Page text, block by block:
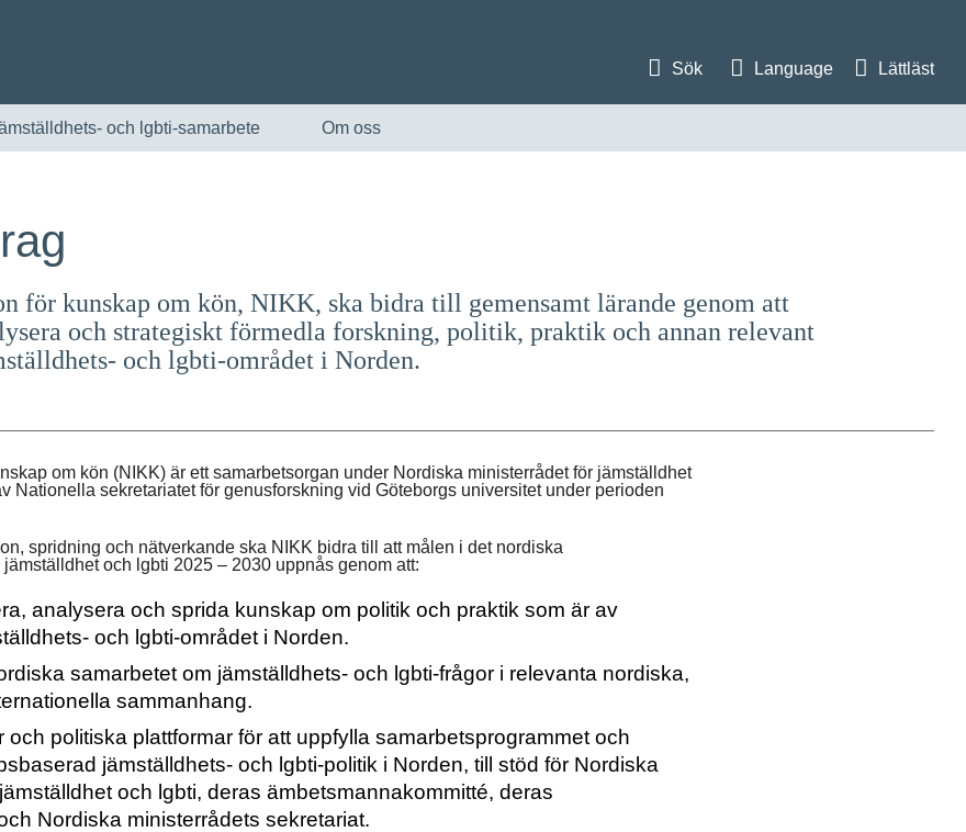
Suomi
Íslenska
Sök Language Lättläst
och lgbti-samarbete Om oss
för kunskap om kön, NIKK, ska bidra till gemensamt lärande genom att
och strategiskt förmedla forskning, politik, praktik och annan relevant
och lgbti-området i Norden.
om kön (NIKK) är ett samarbetsorgan under Nordiska ministerrådet för jämställdhet
Nationella sekretariatet för genusforskning vid Göteborgs universitet under perioden
spridning och nätverkande ska NIKK bidra till att målen i det nordiska
och lgbti 2025 – 2030 uppnås genom att:
analysera och sprida kunskap om politik och praktik som är av
och lgbti-området i Norden.
samarbetet om jämställdhets- och lgbti-frågor i relevanta nordiska,
sammanhang.
och politiska plattformar för att uppfylla samarbetsprogrammet och
jämställdhets- och lgbti-politik i Norden, till stöd för Nordiska
och lgbti, deras ämbetsmannakommitté, deras
Nordiska ministerrådets sekretariat.